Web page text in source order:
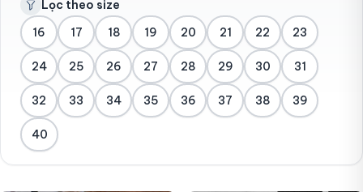
Lọc theo size
16
17 18 19 20 21 22 23
24 25 26 27 28 29 30 31
32 33 34 35 36 37 38 39
40